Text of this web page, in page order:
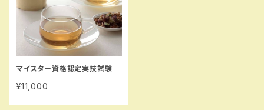
マイスター資格認定実技試験
¥11,000